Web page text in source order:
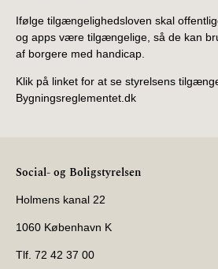
Ifølge tilgængelighedsloven skal
og apps være tilgængelige, så de kan
af borgere med handicap.
Klik på linket for at se styrelsens
Bygningsreglementet.dk
Social- og Boligstyrelsen
Holmens kanal 22
1060 København K
Tlf. 72 42 37 00